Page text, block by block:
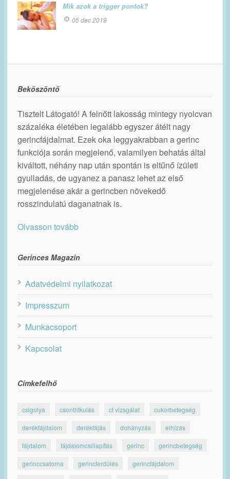
Mik azok a trigger pontok?
05 dec 2019
Beköszöntő
Tisztelt Látogató! A felnőtt lakosság mintegy nyolcvan
százaléka életében legalább egyszer átélt nagy
gerincfájdalmat. Ezek oka leggyakrabban a gerinc
funkciója során megjelenő, valamilyen behatás által
kiváltott, néhány nap után spontán is eltűnő ízületi
gyulladás, de ugyanez a panasz lehet az első
megjelenése akár a gerincben növekedő
rosszindulatú daganatnak is.
Olvasson tovább
Gerinces Magazin
Adatvédelmi nyilatkozat
Impresszum
Munkacsoport
Kapcsolat
Címkefelhő
csigolya csontritkulás ct vizsgálat cukorbetegség
derékfájdalom derékfájás dohányzás elhízás
fájdalom fájdalomcsillapítás gerinc gerincbetegség
gerinccsatorna gerincferdülés gerincfájdalom